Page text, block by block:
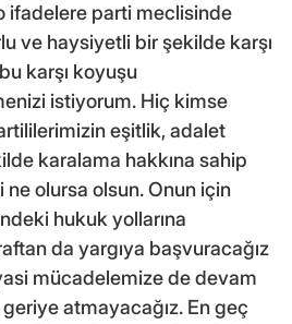
ifadelere parti meclisinde
ve haysiyetli bir şekilde karşı
karşı koyuşu
istiyorum. Hiç kimse
eşitlik, adalet
karalama hakkına sahip
olursa olsun. Onun için
hukuk yollarına
da yargıya başvuracağız
mücadelemize de devam
atmayacağız. En geç